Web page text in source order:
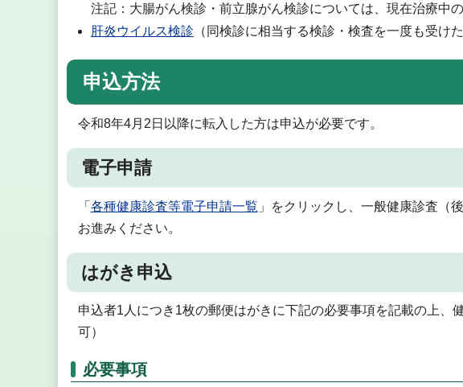
注記：大腸がん検診・前立腺がん検診については、現在治療中
肝炎ウイルス検診 （同検診に相当する検診・検査を一度も受け
申込方法
令和8年4月2日以降に転入した方は申込が必要です。
電子申請
「 各種健康診査等電子申請一覧 」をクリックし、一般健康診査（
お進みください。
はがき申込
申込者1人につき1枚の郵便はがきに下記の必要事項を記載の上、
可）
必要事項